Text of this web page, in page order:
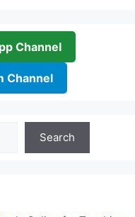
Channel
Channel
Search